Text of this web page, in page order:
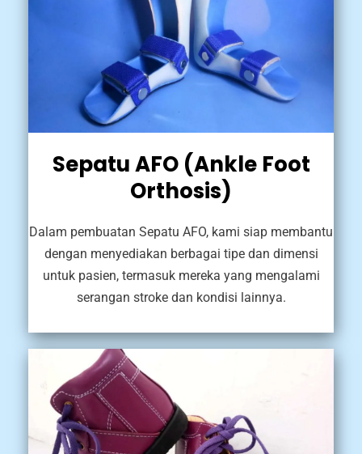
Sepatu AFO (Ankle Foot
Orthosis)
Dalam pembuatan Sepatu AFO, kami siap membantu
dengan menyediakan berbagai tipe dan dimensi
untuk pasien, termasuk mereka yang mengalami
serangan stroke dan kondisi lainnya.